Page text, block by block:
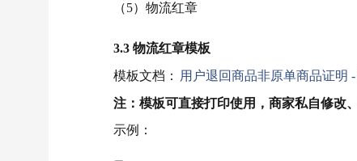
（5）物流红章
3.3 物流红章模板
模板文档：
用户退回商品非原单商品证明 -
注：模板可直接打印使用，商家私自修改
示例：